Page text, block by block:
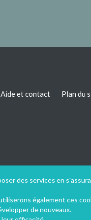
des services en
également ces
de nouveaux.
Aide et contact Plan du